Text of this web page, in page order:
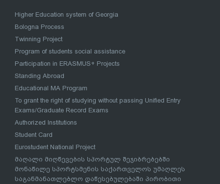
Higher Education system of Georgia
Bologna Process
Twinning Project
Program of students social assistance
Participation in ERASMUS+ Projects
Standing Abroad
Educational MA Program
To grant the right of studying without passing Unified Entry
Exams/Graduate Record Exams
Authorized Institutions
Student Card
Eurostudent National Project
მაღალი მიღწევების სპორტულ შეჯიბრებებში
მონაწილე სპორტსმენის საქართველოს უმაღლეს
საგანმანათლებლო დაწესებულებაში პირობითი